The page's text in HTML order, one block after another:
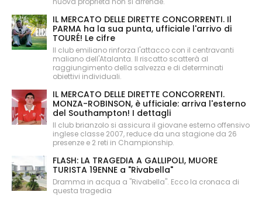
IL MERCATO DELLE DIRETTE CONCORRENTI. Il
PARMA ha la sua punta, ufficiale l'arrivo di
TOURÉ! Le cifre
Il club emiliano rinforza l'attacco con il centravanti
maliano dell'Atalanta. Il riscatto scatterà al
raggiungimento della salvezza e di determinati
obiettivi individuali.
IL MERCATO DELLE DIRETTE CONCORRENTI.
MONZA-ROBINSON, è ufficiale: arriva l'esterno
del Southampton! I dettagli
Il club brianzolo si assicura il giovane esterno offensivo
inglese classe 2007, reduce da una stagione da 26
presenze e 2 reti in Championship.
FLASH: LA TRAGEDIA A GALLIPOLI, MUORE
TURISTA 19ENNE a "Rivabella"
Dramma in acqua a "Rivabella". Ecco la cronaca di
questa tragedia